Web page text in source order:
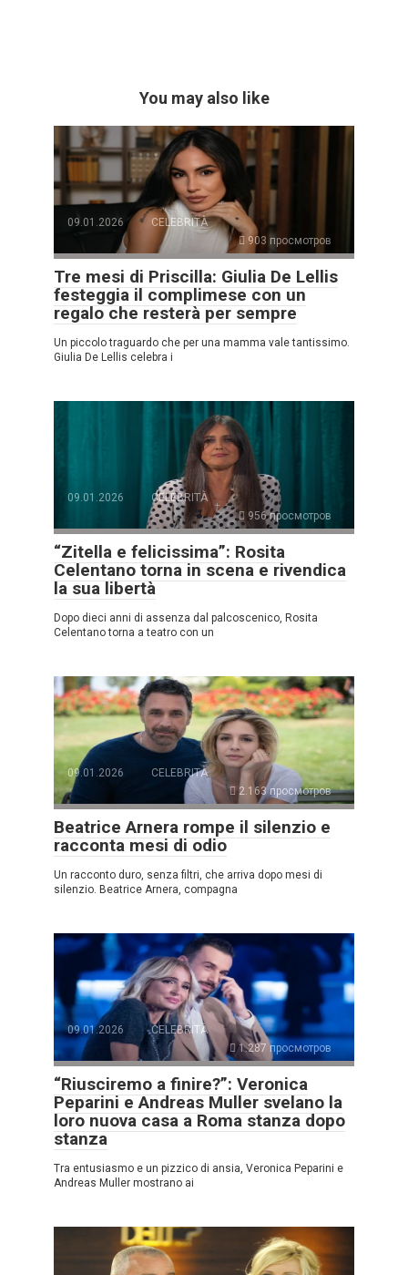
You may also like
09.01.2026
CELEBRITÀ
903 просмотров
Tre mesi di Priscilla: Giulia De Lellis
festeggia il complimese con un
regalo che resterà per sempre
Un piccolo traguardo che per una mamma vale tantissimo.
Giulia De Lellis celebra i
09.01.2026
CELEBRITÀ
956 просмотров
“Zitella e felicissima”: Rosita
Celentano torna in scena e rivendica
la sua libertà
Dopo dieci anni di assenza dal palcoscenico, Rosita
Celentano torna a teatro con un
09.01.2026
CELEBRITÀ
2.163 просмотров
Beatrice Arnera rompe il silenzio e
racconta mesi di odio
Un racconto duro, senza filtri, che arriva dopo mesi di
silenzio. Beatrice Arnera, compagna
09.01.2026
CELEBRITÀ
1.287 просмотров
“Riusciremo a finire?”: Veronica
Peparini e Andreas Muller svelano la
loro nuova casa a Roma stanza dopo
stanza
Tra entusiasmo e un pizzico di ansia, Veronica Peparini e
Andreas Muller mostrano ai